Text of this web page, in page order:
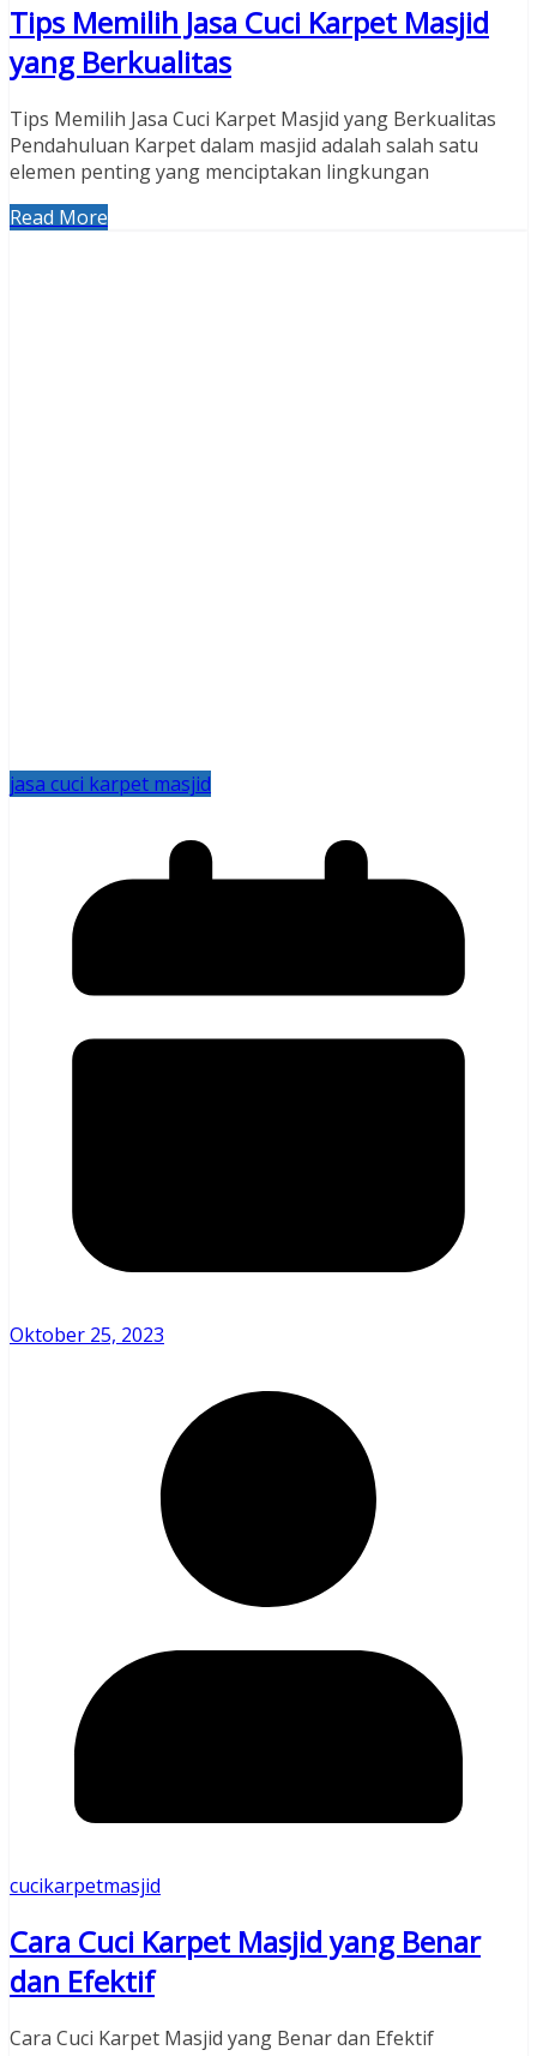
Tips Memilih Jasa Cuci Karpet Masjid
yang Berkualitas
Tips Memilih Jasa Cuci Karpet Masjid yang Berkualitas
Pendahuluan Karpet dalam masjid adalah salah satu
elemen penting yang menciptakan lingkungan
Read More
jasa cuci karpet masjid
Oktober 25, 2023
cucikarpetmasjid
Cara Cuci Karpet Masjid yang Benar
dan Efektif
Cara Cuci Karpet Masjid yang Benar dan Efektif